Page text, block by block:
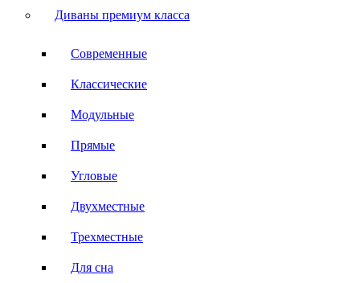
Диваны премиум класса
Современные
Классические
Модульные
Прямые
Угловые
Двухместные
Трехместные
Для сна